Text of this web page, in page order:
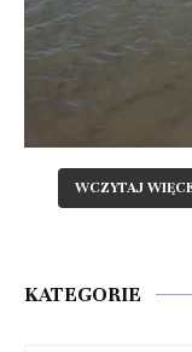
WCZYTAJ
KATEGORIE